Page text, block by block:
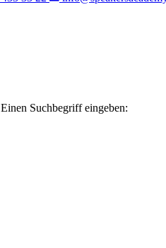
Einen Suchbegriff eingeben: